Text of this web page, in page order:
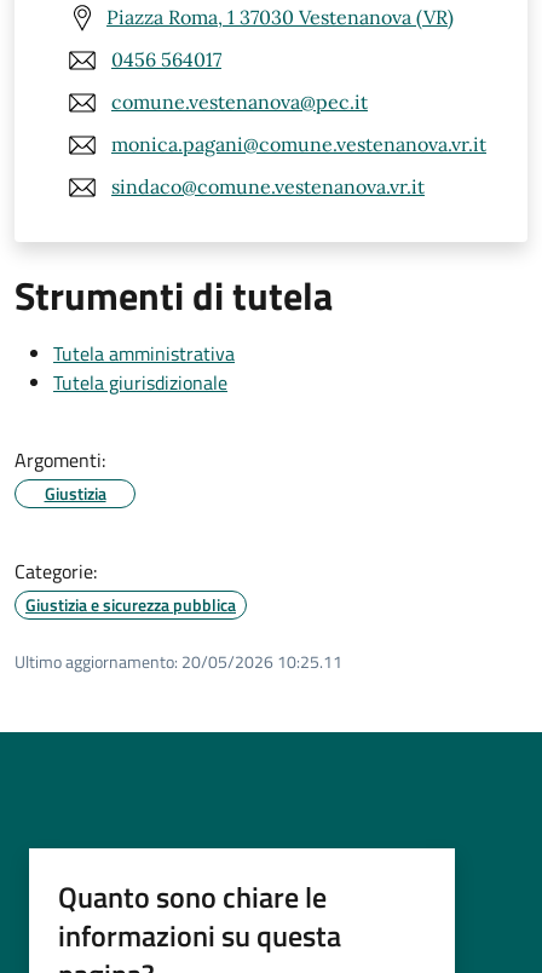
Piazza Roma, 1 37030 Vestenanova (VR)
0456 564017
comune.vestenanova@pec.it
monica.pagani@comune.vestenanova.vr.it
sindaco@comune.vestenanova.vr.it
Strumenti di tutela
Tutela amministrativa
Tutela giurisdizionale
Argomenti:
Giustizia
Categorie:
Giustizia e sicurezza pubblica
Ultimo aggiornamento: 20/05/2026 10:25.11
Quanto sono chiare le
informazioni su questa